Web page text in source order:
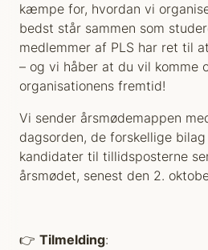
kæmpe for, hvordan vi
bedst står sammen som
medlemmer af PLS har ret til
– og vi håber at du vil komme
organisationens fremtid!
Vi sender årsmødemappen
dagsorden, de forskellige
kandidater til tillidsposterne
årsmødet, senest den 2.
👉 Tilmelding: